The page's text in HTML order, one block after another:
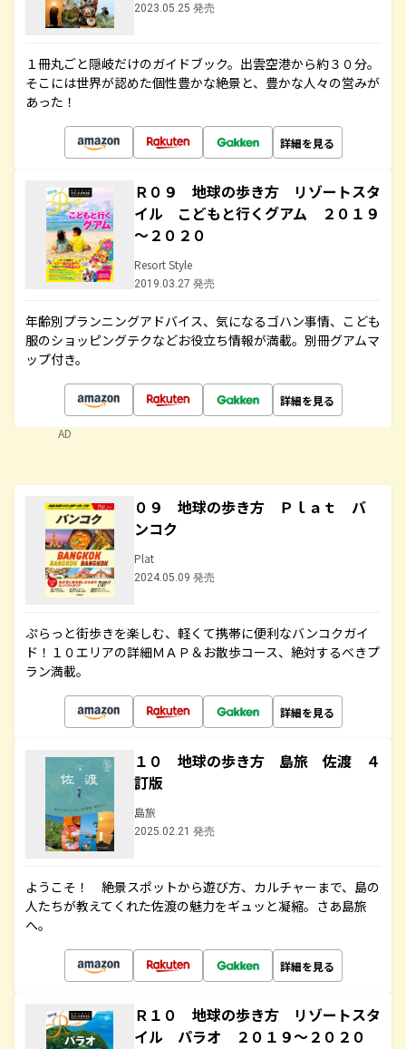
2023.05.25 発売
１冊丸ごと隠岐だけのガイドブック。出雲空港から約３０分。
そこには世界が認めた個性豊かな絶景と、豊かな人々の営みが
あった！
詳細を見る
Ｒ０９ 地球の歩き方 リゾートスタ
イル こどもと行くグアム ２０１９
～２０２０
Resort Style
2019.03.27 発売
年齢別プランニングアドバイス、気になるゴハン事情、こども
服のショッピングテクなどお役立ち情報が満載。別冊グアムマ
ップ付き。
詳細を見る
AD
０９ 地球の歩き方 Ｐｌａｔ バ
ンコク
Plat
2024.05.09 発売
ぷらっと街歩きを楽しむ、軽くて携帯に便利なバンコクガイ
ド！１０エリアの詳細ＭＡＰ＆お散歩コース、絶対するべきプ
ラン満載。
詳細を見る
１０ 地球の歩き方 島旅 佐渡 ４
訂版
島旅
2025.02.21 発売
ようこそ！ 絶景スポットから遊び方、カルチャーまで、島の
人たちが教えてくれた佐渡の魅力をギュッと凝縮。さあ島旅
へ。
詳細を見る
Ｒ１０ 地球の歩き方 リゾートスタ
イル パラオ ２０１９～２０２０